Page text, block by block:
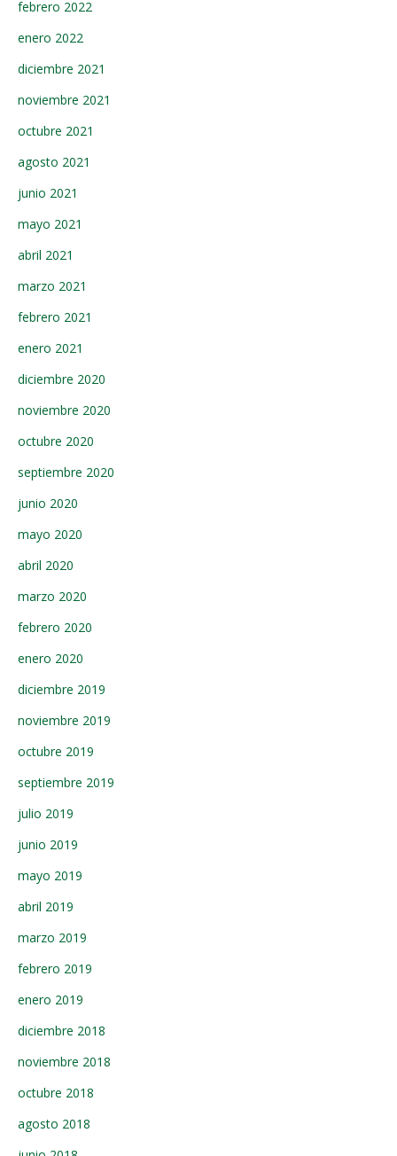
febrero 2022
enero 2022
diciembre 2021
noviembre 2021
octubre 2021
agosto 2021
junio 2021
mayo 2021
abril 2021
marzo 2021
febrero 2021
enero 2021
diciembre 2020
noviembre 2020
octubre 2020
septiembre 2020
junio 2020
mayo 2020
abril 2020
marzo 2020
febrero 2020
enero 2020
diciembre 2019
noviembre 2019
octubre 2019
septiembre 2019
julio 2019
junio 2019
mayo 2019
abril 2019
marzo 2019
febrero 2019
enero 2019
diciembre 2018
noviembre 2018
octubre 2018
agosto 2018